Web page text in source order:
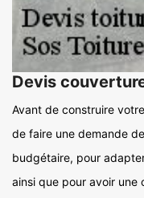
Devis
Avant de construire
de faire une demande
budgétaire, pour
ainsi que pour avoir une